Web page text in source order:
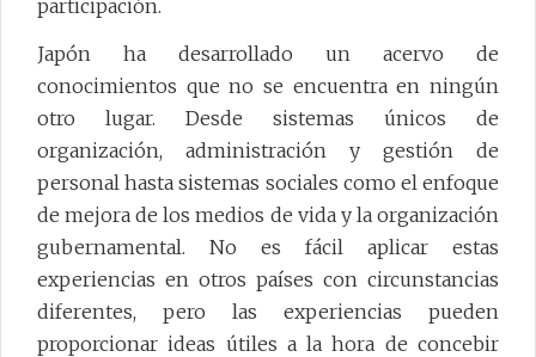
participación.
Japón ha desarrollado un acervo de
conocimientos que no se encuentra en ningún
otro lugar. Desde sistemas únicos de
organización, administración y gestión de
personal hasta sistemas sociales como el enfoque
de mejora de los medios de vida y la organización
gubernamental. No es fácil aplicar estas
experiencias en otros países con circunstancias
diferentes, pero las experiencias pueden
proporcionar ideas útiles a la hora de concebir